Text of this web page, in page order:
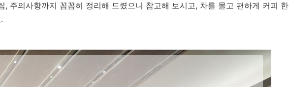
, 주의사항까지 꼼꼼히 정리해 드렸으니 참고해 보시고, 차를 몰고 편하게 커피 한